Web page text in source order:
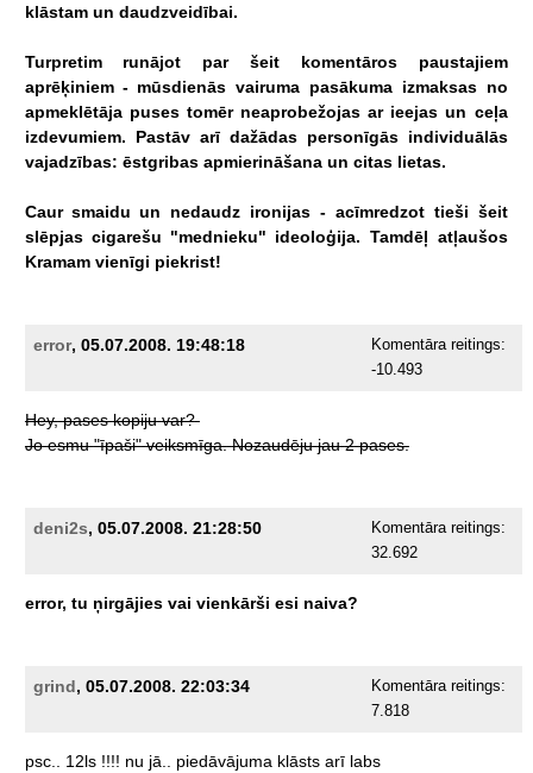
klāstam un daudzveidībai.
Turpretim runājot par šeit komentāros
paustajiem
aprēķiniem - mūsdienās vairuma pasākuma izmaksas no
apmeklētāja puses tomēr neaprobežojas ar ieejas un ceļa
izdevumiem.
Pastāv arī dažādas personīgās individuālās
vajadzības: ēstgribas apmierināšana un citas lietas.
Caur smaidu un nedaudz ironijas - acīmredzot tieši šeit
slēpjas cigarešu "mednieku" ideoloģija. Tamdēļ atļaušos
Kramam vienīgi piekrist!
error, 05.07.2008. 19:48:18
Komentāra reitings:
-10.493
Hey, pases kopiju var?
Jo esmu "īpaši" veiksmīga. Nozaudēju jau 2 pases.
deni2s, 05.07.2008. 21:28:50
Komentāra reitings:
32.692
error, tu ņirgājies vai vienkārši esi naiva?
grind, 05.07.2008. 22:03:34
Komentāra reitings:
7.818
psc.. 12ls !!!! nu jā.. piedāvājuma klāsts arī labs